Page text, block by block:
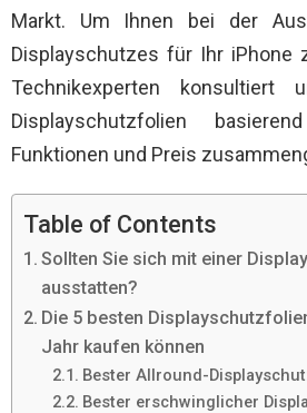
Markt. Um Ihnen bei der
Displayschutzes für Ihr iPhone
Technikexperten
Displayschutzfolien
Funktionen und Preis
Table of Contents
Sollten Sie sich mit einer
ausstatten?
Die 5 besten
Jahr kaufen können
Bester Allround-
Bester erschwinglicher